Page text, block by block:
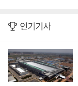
인기기사